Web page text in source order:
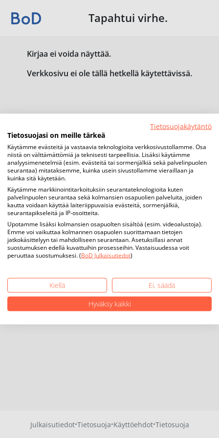
Tapahtui virhe.
Kirjaa ei voida näyttää.
Verkkosivu ei ole tällä hetkellä käytettävissä.
Julkaisutiedot·Tietosuoja·Käyttöehdot·Tietosuoja
Tietosuojakäytäntö
Tietosuojasi on meille tärkeä
Käytämme evästeitä ja vastaavia teknologioita verkkosivustollamme. Osa
niistä on välttämättömiä ja teknisesti tarpeellisia. Lisäksi käytämme
analyysimenetelmiä (esim. evästeitä tai sormenjälkiä sekä palvelinpuolen
seurantaa) mitataksemme, kuinka usein sivustollamme vieraillaan ja
kuinka sitä käytetään.
Käytämme markkinointitarkoituksiin seurantateknologioita kuten
palvelinpuolen seurantaa sekä kolmansien osapuolien palveluita, joiden
kautta voidaan käyttää laiteriippuvaisia evästeitä, sormenjälkiä,
seurantapikseleitä ja IP-osoitteita.
Upotamme lisäksi kolmansien osapuolten sisältöä (esim. videoalustoja).
Emme voi vaikuttaa kolmannen osapuolen suorittamaan tietojen
jatkokäsittelyyn tai mahdolliseen seurantaan. Asetuksillasi annat
suostumuksen edellä kuvattuihin prosesseihin. Vastaisuudessa voit
peruuttaa suostumuksesi. (BoD Julkaisutiedot)
Kiellä
Ei, säädä
Hyväksy kaikki